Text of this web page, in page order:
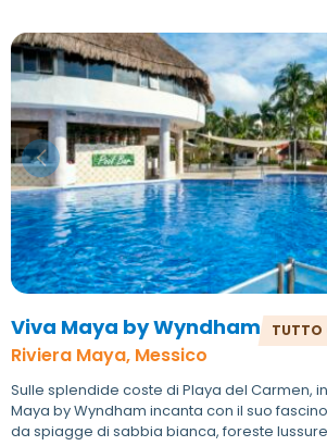
Viva Maya by Wyndham
Riviera Maya, Messico
TUTTO
Sulle splendide coste di Playa del Carmen,
Maya by Wyndham incanta con il suo
da spiagge di sabbia bianca, foreste